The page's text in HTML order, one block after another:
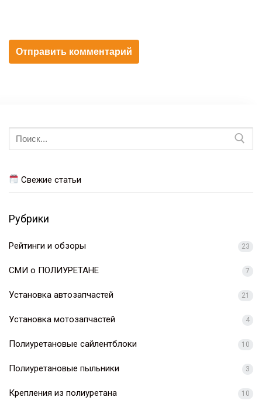
Искать:
Свежие статьи
Рубрики
Рейтинги и обзоры 23
СМИ о ПОЛИУРЕТАНЕ 7
Установка автозапчастей 21
Установка мотозапчастей 4
Полиуретановые сайлентблоки 10
Полиуретановые пыльники 3
Крепления из полиуретана 10